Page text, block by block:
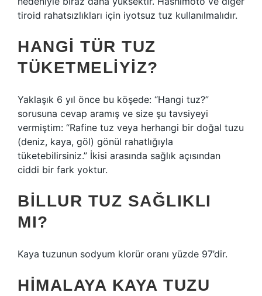
tiroid rahatsızlıkları için iyotsuz tuz kullanılmalıdır.
HANGI TÜR TUZ
TÜKETMELIYIZ?
Yaklaşık 6 yıl önce bu köşede: “Hangi tuz?”
sorusuna cevap aramış ve size şu tavsiyeyi
vermiştim: “Rafine tuz veya herhangi bir doğal tuzu
(deniz, kaya, göl) gönül rahatlığıyla
tüketebilirsiniz.” İkisi arasında sağlık açısından
ciddi bir fark yoktur.
BILLUR TUZ SAĞLIKLI
MI?
Kaya tuzunun sodyum klorür oranı yüzde 97’dir.
HIMALAYA KAYA TUZU